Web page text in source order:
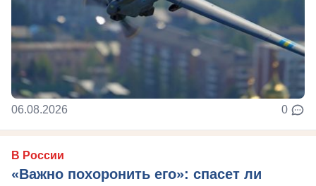
06.08.2026 0
В России
«Важно похоронить его»: спасет ли